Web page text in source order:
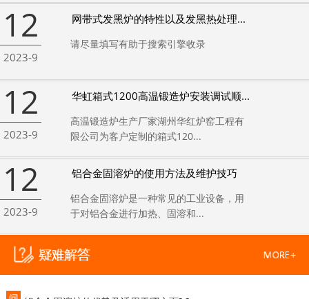
12
2023-9
网带式发黑炉的特性以及发黑热处理...
请尽量填写有助于搜索引擎收录
12
2023-9
华虹箱式1200高温锻造炉安装调试顺...
高温锻造炉生产厂家湖州华红炉窑工程有
限公司为客户定制的箱式120...
12
2023-9
铝合金固溶炉的使用方法及维护技巧
铝合金固溶炉是一种常见的工业设备，用
于对铝合金进行加热、固溶和...